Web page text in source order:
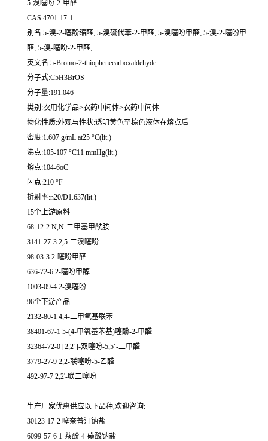
5-溴噻吩-2-甲醛
CAS:4701-17-1
别名:5-溴-2-噻酚缩醛; 5-溴硫代苯-2-甲醛; 5-溴噻吩甲醛; 5-溴-2-噻吩甲
醛; 5-溴-噻吩-2-甲醛;
英文名:5-Bromo-2-thiophenecarboxaldehyde
分子式:C5H3BrOS
分子量:191.046
类别:农用化学品>农药中间体>农药中间体
物化性质:外观与性状:透明黄色至棕色液体在熔点后
密度:1.607 g/mL at25 °C(lit.)
沸点:105-107 °C11 mmHg(lit.)
熔点:104-6oC
闪点:210 °F
折射率:n20/D1.637(lit.)
15个上游原料
68-12-2 N,N-二甲基甲酰胺
3141-27-3 2,5-二溴噻吩
98-03-3 2-噻吩甲醛
636-72-6 2-噻吩甲醇
1003-09-4 2-溴噻吩
96个下游产品
2132-80-1 4,4-二甲氧基联苯
38401-67-1 5-(4-甲氧基苯基)噻酚-2-甲醛
32364-72-0 [2,2’]-双噻吩-5,5‘-二甲醛
3779-27-9 2,2-联噻吩-5-乙醛
492-97-7 2,2'-联二噻吩
生产厂家优惠供应以下品种,欢迎咨询:
30123-17-2 噻奈普汀钠盐
6099-57-6 1-萘酚-4-磺酸钠盐